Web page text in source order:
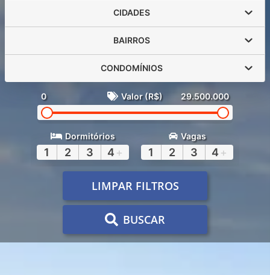
CIDADES
BAIRROS
CONDOMÍNIOS
0 Valor (R$) 29.500.000
Dormitórios
1 2 3 4 +
Vagas
1 2 3 4 +
LIMPAR FILTROS
BUSCAR